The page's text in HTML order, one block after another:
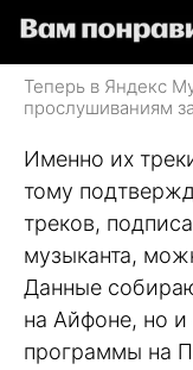
Теперь в Яндекс
прослушиваниям
Именно их
тому
треков,
музыканта,
Данные
на Айфоне, но и
программы на